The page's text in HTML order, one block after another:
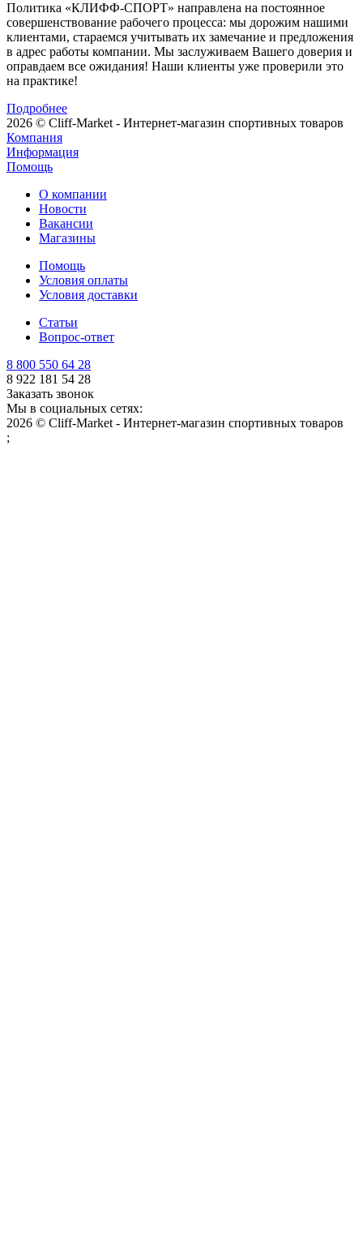
Политика «КЛИФФ-СПОРТ» направлена на постоянное
совершенствование рабочего процесса: мы дорожим нашими
клиентами, стараемся учитывать их замечание и предложения
в адрес работы компании. Мы заслуживаем Вашего доверия и
оправдаем все ожидания! Наши клиенты уже проверили это
на практике!
Подробнее
2026 © Cliff-Market - Интернет-магазин спортивных товаров
Компания
Информация
Помощь
О компании
Новости
Вакансии
Магазины
Помощь
Условия оплаты
Условия доставки
Статьи
Вопрос-ответ
8 800 550 64 28
8 922 181 54 28
Заказать звонок
Мы в социальных сетях:
2026 © Cliff-Market - Интернет-магазин спортивных товаров
;